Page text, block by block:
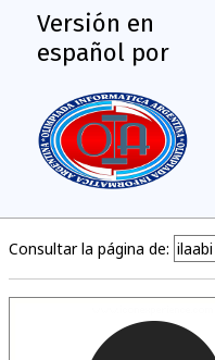
Versión en
español por
Consultar la página de: